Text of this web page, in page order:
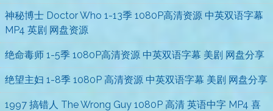
神秘博士 Doctor Who 1-13季 1080P高清资源 中英双语字幕
MP4 英剧 网盘资源
绝命毒师 1-5季 1080P高清资源 中英双语字幕 美剧 网盘分享
绝望主妇 1-8季 1080P 高清资源 中英双语字幕 美剧 网盘分享
1997 搞错人 The Wrong Guy 1080P 高清 英语中字 MP4 喜